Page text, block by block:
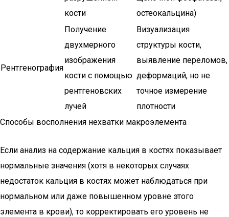
кости
остеокальцина)
Рентгенография
Получение
двухмерного
изображения
кости с помощью
рентгеновских
лучей
Визуализация
структуры кости,
выявление переломов,
деформаций, но не
точное измерение
плотности
Способы восполнения нехватки макроэлемента
Если анализ на содержание кальция в костях показывает
нормальные значения (хотя в некоторых случаях
недостаток кальция в костях может наблюдаться при
нормальном или даже повышенном уровне этого
элемента в крови), то корректировать его уровень не